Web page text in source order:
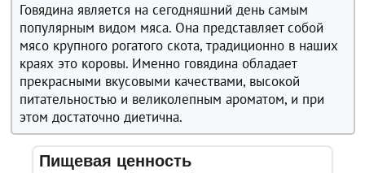
Говядина является на сегодняшний день самым
популярным видом мяса. Она представляет собой
мясо крупного рогатого скота, традиционно в наших
краях это коровы. Именно говядина обладает
прекрасными вкусовыми качествами, высокой
питательностью и великолепным ароматом, и при
этом достаточно диетична.
Пищевая ценность